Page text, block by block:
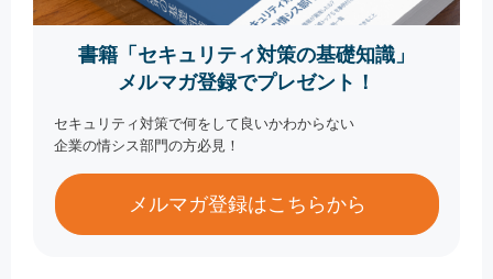
書籍「セキュリティ対策の基礎知識」
メルマガ登録でプレゼント！
セキュリティ対策で何をして良いかわからない
企業の情シス部門の方必見！
メルマガ登録はこちらから